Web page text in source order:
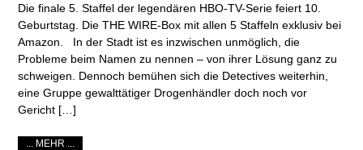
Die finale 5. Staffel der legendären HBO-TV-Serie feiert 10.
Geburtstag. Die THE WIRE-Box mit allen 5 Staffeln exklusiv bei
Amazon. In der Stadt ist es inzwischen unmöglich, die
Probleme beim Namen zu nennen – von ihrer Lösung ganz zu
schweigen. Dennoch bemühen sich die Detectives weiterhin,
eine Gruppe gewalttätiger Drogenhändler doch noch vor
Gericht […]
... MEHR ...